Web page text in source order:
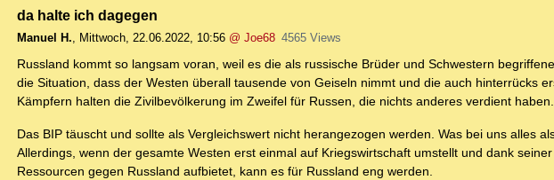
da halte ich dagegen
Manuel H., Mittwoch, 22.06.2022, 10:56 @ Joe68 4565 Views
Russland kommt so langsam voran, weil es die als russische Brüder und Schwestern
die Situation, dass der Westen überall tausende von Geiseln nimmt und die auch hinterrücks
Kämpfern halten die Zivilbevölkerung im Zweifel für Russen, die nichts anderes verdient haben.
Das BIP täuscht und sollte als Vergleichswert nicht herangezogen werden. Was bei uns alles
Allerdings, wenn der gesamte Westen erst einmal auf Kriegswirtschaft umstellt und dank
Ressourcen gegen Russland aufbietet, kann es für Russland eng werden.